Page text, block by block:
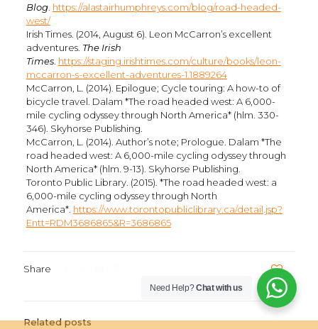
Blog. https://alastairhumphreys.com/blog/road-headed-
west/
Irish Times. (2014, August 6). Leon McCarron’s excellent
adventures. The Irish
Times. https://staging.irishtimes.com/culture/books/leon-
mccarron-s-excellent-adventures-1.1889264
McCarron, L. (2014). Epilogue; Cycle touring: A how-to of
bicycle travel. Dalam *The road headed west: A 6,000-
mile cycling odyssey through North America* (hlm. 330-
346). Skyhorse Publishing.
McCarron, L. (2014). Author’s note; Prologue. Dalam *The
road headed west: A 6,000-mile cycling odyssey through
North America* (hlm. 9-13). Skyhorse Publishing.
Toronto Public Library. (2015). *The road headed west: a
6,000-mile cycling odyssey through North
America*. https://www.torontopubliclibrary.ca/detail.jsp?
Entt=RDM3686865&R=3686865
Share
Related posts
Need Help?Chat with us